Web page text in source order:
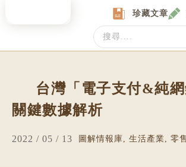
珍藏文章
Search
...
台灣「電子支付&純
關鍵數據解析
2022 / 05 / 13 圖解情報庫 , 生活產業, 零